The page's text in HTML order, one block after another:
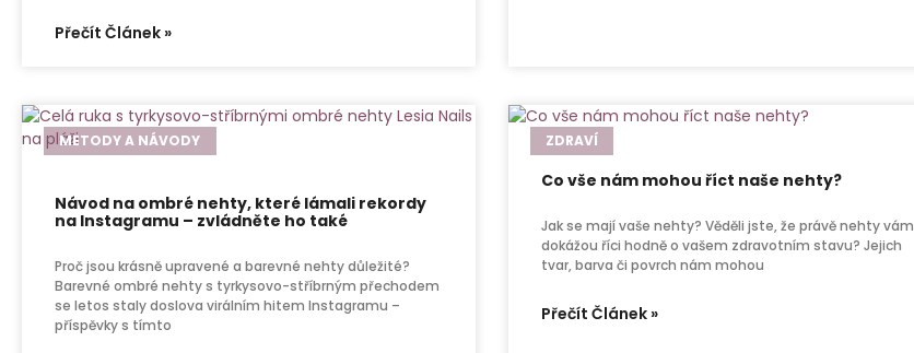
Přečít Článek »
METODY A NÁVODY
Návod na ombré nehty, které lámali rekordy
na Instagramu – zvládněte ho také
Proč jsou krásně upravené a barevné nehty důležité?
Barevné ombré nehty s tyrkysovo-stříbrným přechodem
se letos staly doslova virálním hitem Instagramu –
příspěvky s tímto
ZDRAVÍ
Co vše nám mohou říct naše nehty?
Jak se mají vaše nehty? Věděli jste, že právě nehty vám
dokážou říci hodně o vašem zdravotním stavu? Jejich
tvar, barva či povrch nám mohou
Přečít Článek »